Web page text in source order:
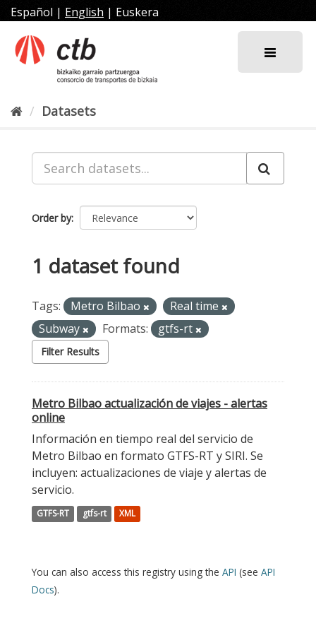
Skip
to
content
Español | English | Euskera
Datasets
Order by
1 dataset found
Tags: Metro Bilbao
Real time
Subway
Formats: gtfs-rt
Filter Results
Metro Bilbao actualización de viajes - alertas
online
Información en tiempo real del servicio de
Metro Bilbao en formato GTFS-RT y SIRI. Se
incluyen: actualizaciones de viaje y alertas de
servicio.
GTFS-RT gtfs-rt XML
You can also access this registry using the API (see API
Docs).